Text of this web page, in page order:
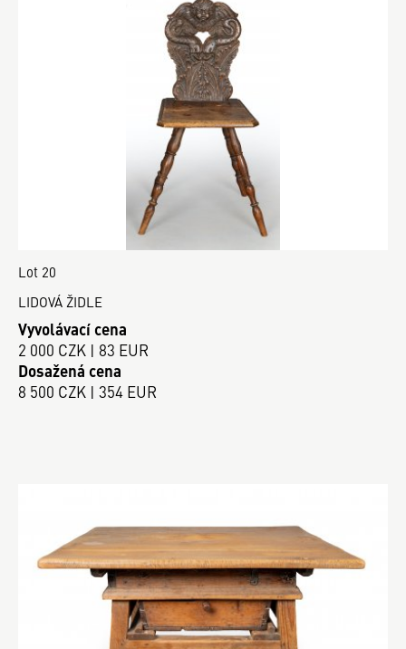
Lot 20
LIDOVÁ ŽIDLE
Vyvolávací cena
2 000 CZK | 83 EUR
Dosažená cena
8 500 CZK | 354 EUR